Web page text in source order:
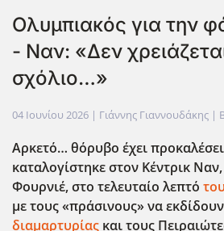
Ολυμπιακός για την
- Ναν: «Δεν
σχόλιο…»
04 Ιουνίου 2026 | Γιάννης Γιαννουδάκης |
Αρκετό… θόρυβο έχει
καταλογίστηκε στον Κέντρικ
Φουρνιέ, στο τελευταίο λεπτό
με τους «πράσινους» να εκδίδουν
διαμαρτυρίας και τους